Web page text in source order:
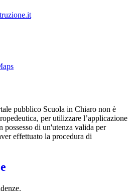
pubblico Scuola in Chiaro non è
per utilizzare l’applicazione
possesso di un'utenza valida per
effettuato la procedura di